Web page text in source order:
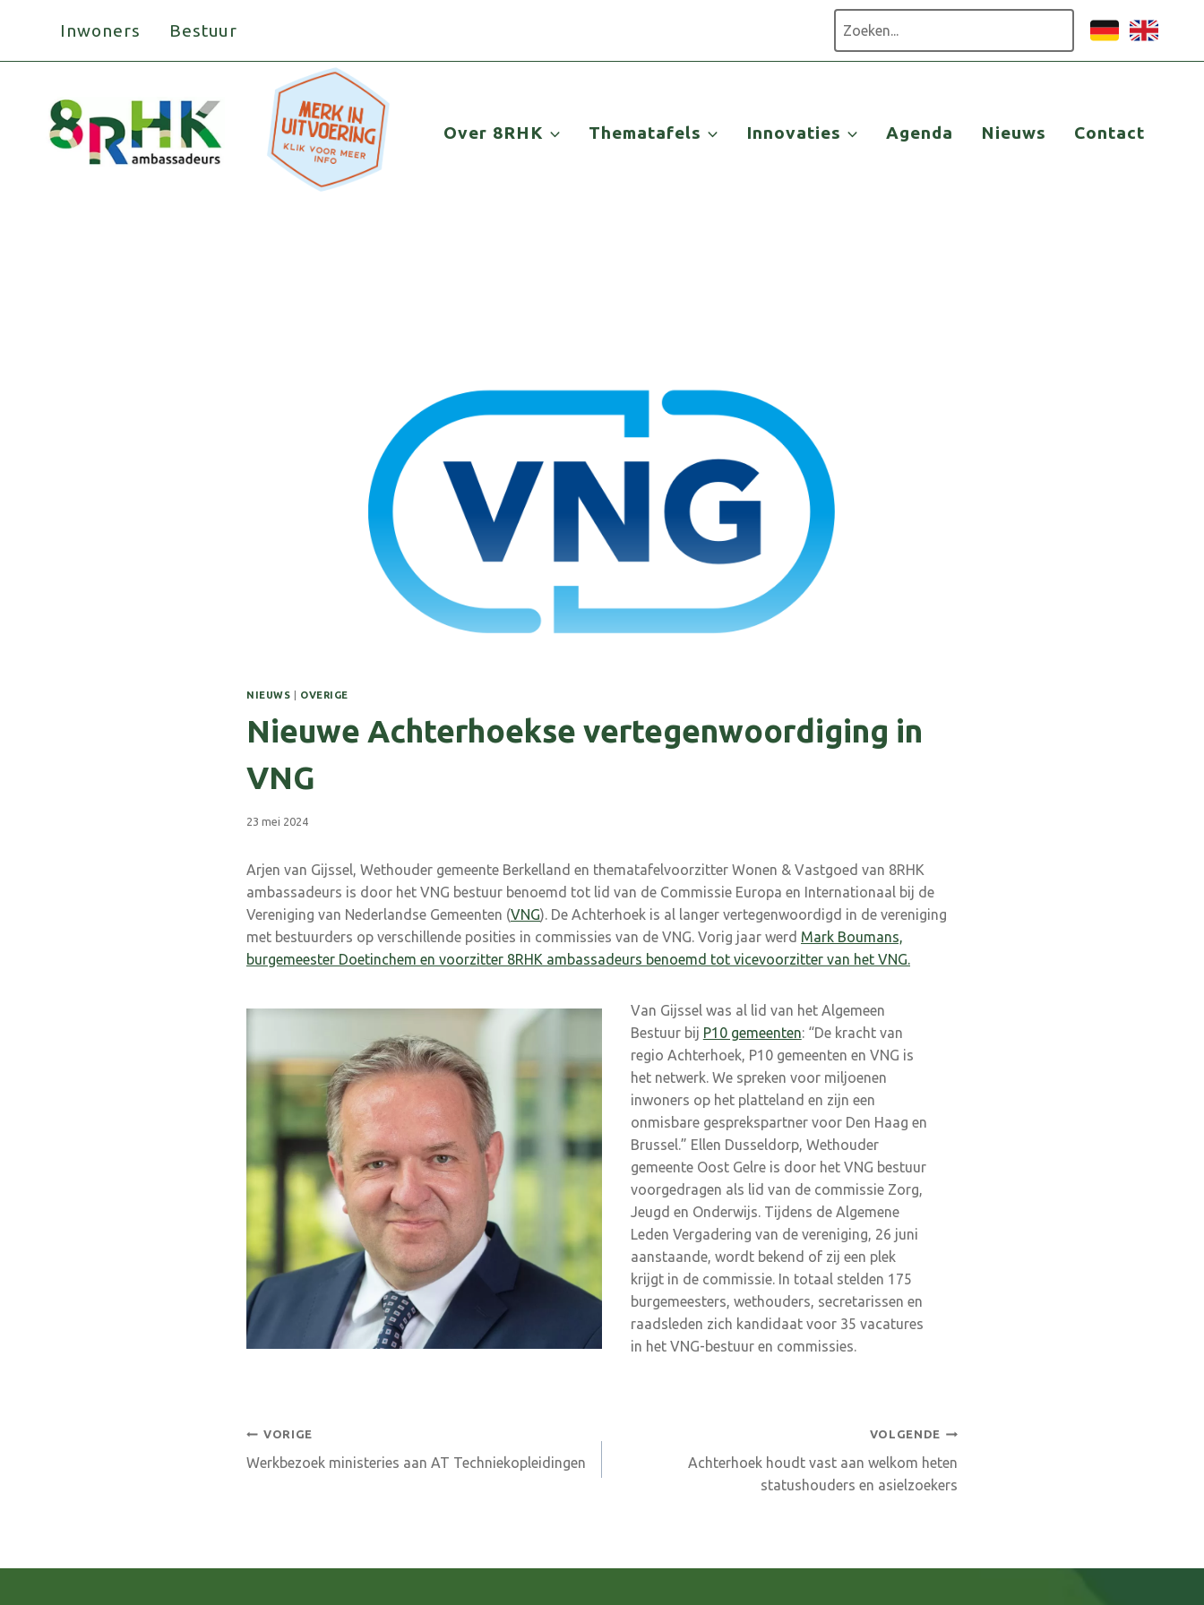
Inwoners Bestuur
Over 8RHK Thematafels Innovaties Agenda Nieuws Contact
NIEUWS OVERIGE
Nieuwe Achterhoekse vertegenwoordiging in
VNG
23 mei 2024
Arjen van Gijssel, Wethouder gemeente Berkelland en thematafelvoorzitter Wonen & Vastgoed van 8RHK
ambassadeurs is door het VNG bestuur benoemd tot lid van de Commissie Europa en Internationaal bij de
Vereniging van Nederlandse Gemeenten (VNG). De Achterhoek is al langer vertegenwoordigd in de vereniging
met bestuurders op verschillende posities in commissies van de VNG. Vorig jaar werd Mark Boumans,
burgemeester Doetinchem en voorzitter 8RHK ambassadeurs benoemd tot vicevoorzitter van het VNG.
Van Gijssel was al lid van het Algemeen
Bestuur bij P10 gemeenten: “De kracht van
regio Achterhoek, P10 gemeenten en VNG is
het netwerk. We spreken voor miljoenen
inwoners op het platteland en zijn een
onmisbare gesprekspartner voor Den Haag en
Brussel.” Ellen Dusseldorp, Wethouder
gemeente Oost Gelre is door het VNG bestuur
voorgedragen als lid van de commissie Zorg,
Jeugd en Onderwijs. Tijdens de Algemene
Leden Vergadering van de vereniging, 26 juni
aanstaande, wordt bekend of zij een plek
krijgt in de commissie. In totaal stelden 175
burgemeesters, wethouders, secretarissen en
raadsleden zich kandidaat voor 35 vacatures
in het VNG-bestuur en commissies.
Bericht
navigatie
VORIGE
Werkbezoek ministeries aan AT Techniekopleidingen
VOLGENDE
Achterhoek houdt vast aan welkom heten
statushouders en asielzoekers